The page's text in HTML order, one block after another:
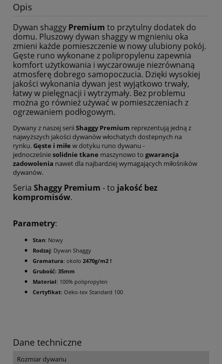
Opis
Dywan shaggy Premium to przytulny dodatek do
domu. Pluszowy dywan shaggy w mgnieniu oka
zmieni każde pomieszczenie w nowy ulubiony pokój.
Gęste runo wykonane z polipropylenu zapewnia
komfort użytkowania i wyczarowuje niezrównaną
atmosferę dobrego samopoczucia. Dzięki wysokiej
jakości wykonania dywan jest wyjątkowo trwały,
łatwy w pielęgnacji i wytrzymały. Bez problemu
można go również używać w pomieszczeniach z
ogrzewaniem podłogowym.
Dywany z naszej serii Shaggy Premium reprezentują jedną z
najwyższych jakości dywanów włochatych dostepnych na
rynku.Gęste i miłe w dotyku runo dywanu -
jednocześniesolidnie tkane maszynowo to gwarancja
zadowolenia nawet dla najbardziej wymagających miłośników
dywanów.
Seria Shaggy Premium - to jakość bez
kompromisów.
Parametry:
Stan: Nowy
Rodzaj: Dywan Shaggy
Gramatura: około 2470g/m2 !
Grubość: 35mm
Materiał: 100% polipropylen
Certyfikat: Oeko-tex Standard 100
Dane techniczne
Rozmiar dywanu